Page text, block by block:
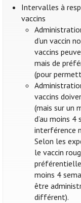
Intervalles à
vaccins
d’un vaccin
vaccins
mais de
(pour
vaccins
(mais sur un
d’au moins
interférence
Selon les
le vaccin
moins 4
être
différent).